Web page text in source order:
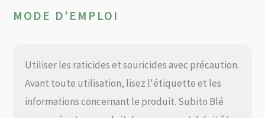
MODE D’EMPLOI
Utiliser les raticides et souricides avec précaution.
Avant toute utilisation, lisez l'étiquette et les
informations concernant le produit. Subito Blé